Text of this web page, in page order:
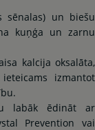
sēnalas) un biešu
kuņģa un zarnu
kalcija oksalāta,
izmantot
labāk ēdināt ar
Prevention vai